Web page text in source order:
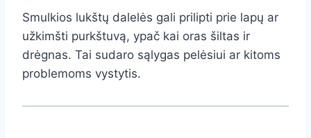
Smulkios lukštų dalelės gali prilipti prie lapų ar
užkimšti purkštuvą, ypač kai oras šiltas ir
drėgnas. Tai sudaro sąlygas pelėsiui ar kitoms
problemoms vystytis.